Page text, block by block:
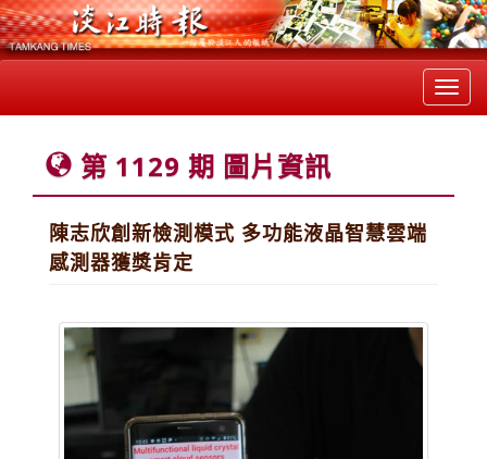
第 1129 期 圖片資訊
陳志欣創新檢測模式 多功能液晶智慧雲端
感測器獲獎肯定